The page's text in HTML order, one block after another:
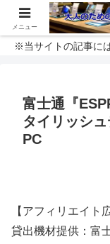
※当サイトの記事に
富士通『
タイリッシ
PC
【アフィリエイト
貸出機材提供：富
メニュー